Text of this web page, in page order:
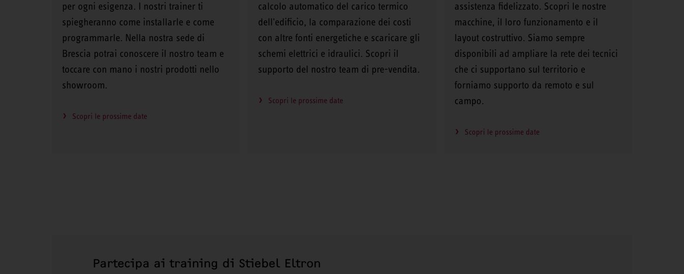
per ogni esigenza. I nostri trainer ti
spiegheranno come installarle e come
programmarle. Nella nostra sede di
Brescia potrai conoscere il nostro team e
toccare con mano i nostri prodotti nello
showroom.
Scopri le prossime date
calcolo automatico del carico termico
dell'edificio, la comparazione dei costi
con altre fonti energetiche e scaricare gli
schemi elettrici e idraulici. Scopri il
supporto del nostro team di pre-vendita.
Scopri le prossime date
assistenza fidelizzato. Scopri le nostre
macchine, il loro funzionamento e il
layout costruttivo. Siamo sempre
disponibili ad ampliare la rete dei tecnici
che ci supportano sul territorio e
forniamo supporto da remoto e sul
campo.
Scopri le prossime date
Partecipa ai training di Stiebel Eltron